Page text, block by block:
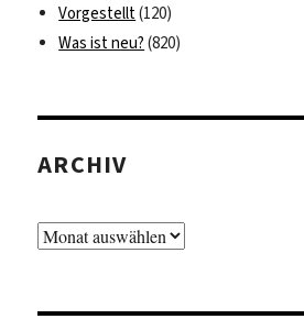
Vorgestellt(120)
Was ist neu? (820)
ARCHIV
Archiv